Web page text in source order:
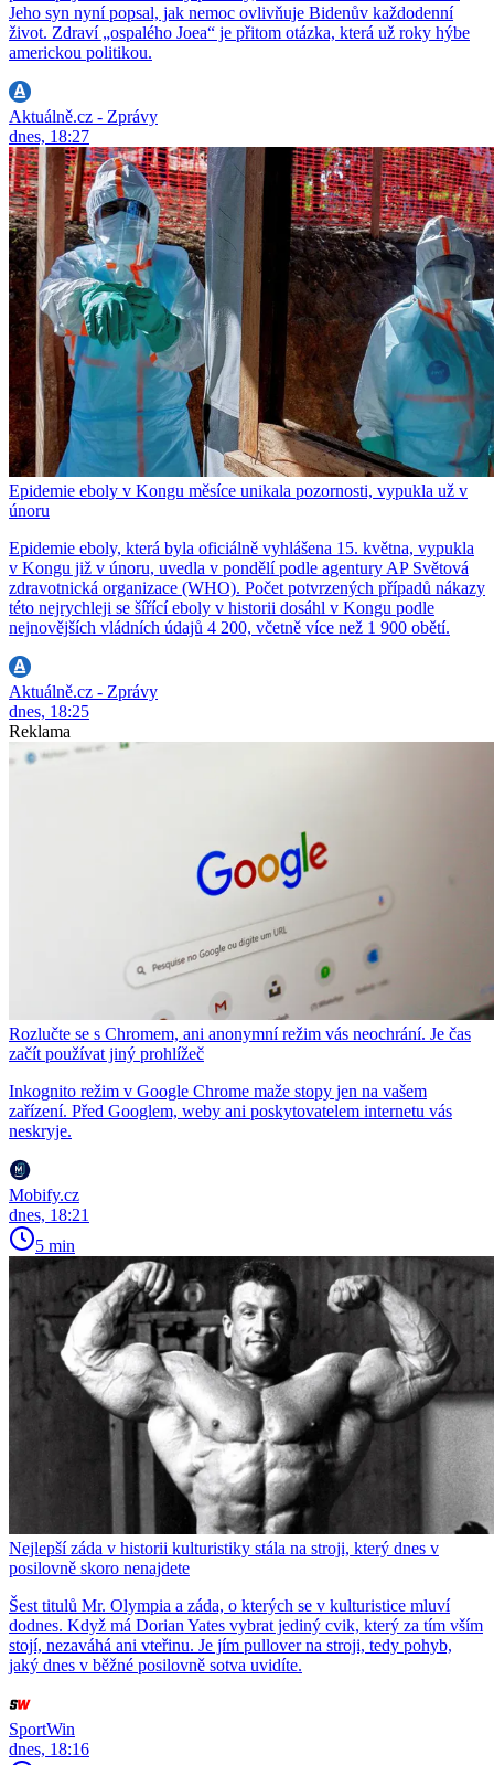
Jeho syn nyní popsal, jak nemoc ovlivňuje Bidenův každodenní
život. Zdraví „ospalého Joea“ je přitom otázka, která už roky hýbe
americkou politikou.
Aktuálně.cz - Zprávy
dnes, 18:27
Epidemie eboly v Kongu měsíce unikala pozornosti, vypukla už v
únoru
Epidemie eboly, která byla oficiálně vyhlášena 15. května, vypukla
v Kongu již v únoru, uvedla v pondělí podle agentury AP Světová
zdravotnická organizace (WHO). Počet potvrzených případů nákazy
této nejrychleji se šířící eboly v historii dosáhl v Kongu podle
nejnovějších vládních údajů 4 200, včetně více než 1 900 obětí.
Aktuálně.cz - Zprávy
dnes, 18:25
Reklama
Rozlučte se s Chromem, ani anonymní režim vás neochrání. Je čas
začít používat jiný prohlížeč
Inkognito režim v Google Chrome maže stopy jen na vašem
zařízení. Před Googlem, weby ani poskytovatelem internetu vás
neskryje.
Mobify.cz
dnes, 18:21
5 min
Nejlepší záda v historii kulturistiky stála na stroji, který dnes v
posilovně skoro nenajdete
Šest titulů Mr. Olympia a záda, o kterých se v kulturistice mluví
dodnes. Když má Dorian Yates vybrat jediný cvik, který za tím vším
stojí, nezaváhá ani vteřinu. Je jím pullover na stroji, tedy pohyb,
jaký dnes v běžné posilovně sotva uvidíte.
SportWin
dnes, 18:16